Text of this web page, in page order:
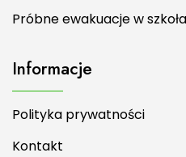
Próbne ewakuacje w
Informacje
Polityka prywatności
Kontakt